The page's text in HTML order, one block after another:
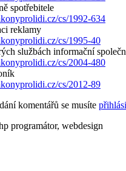
spotřebitele
cs/1992-634
reklamy
cs/1995-40
službách informační
cs/2004-480
cs/2012-89
komentářů se musíte